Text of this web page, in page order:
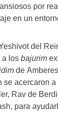
por
en un
del
a los bajurim
de
se acercaron
Rav de
para